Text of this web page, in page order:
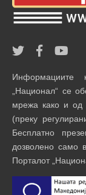
„Национал“ се
мрежа како и од
(преку
Бесплатно
дозволено само
Порталот